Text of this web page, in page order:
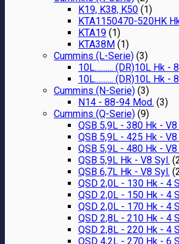
K19, K38, K50 (1)
KTA1150470-520HK
KTA19 (1)
KTA38M (1)
Cummins (L-Serie) (3)
10L.......... (DR)10L Hk -
10L.......... (DR)10L Hk -
Cummins (N-Serie) (3)
N14 - 88-94 Mod. (3)
Cummins (Q-Serie) (9)
QSB 5,9L - 380 Hk - V8
QSB 5,9L - 425 Hk - V8
QSB 5,9L - 480 Hk - V8
QSB 5,9L Hk - V8 Syl.
QSB 6,7L Hk - V8 Syl.
QSD 2,0L - 130 Hk - 4
QSD 2,0L - 150 Hk - 4
QSD 2,0L - 170 Hk - 4
QSD 2,8L - 210 Hk - 4
QSD 2,8L - 220 Hk - 4
QSD 4,2L - 270 Hk - 6